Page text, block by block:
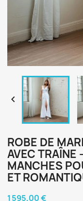

ROBE DE
AVEC TRAÎNE
MANCHES
ET
1 595,00 €